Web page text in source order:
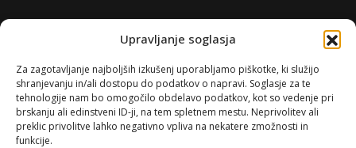
Upravljanje soglasja
Za zagotavljanje najboljših izkušenj uporabljamo piškotke, ki služijo
shranjevanju in/ali dostopu do podatkov o napravi. Soglasje za te
tehnologije nam bo omogočilo obdelavo podatkov, kot so vedenje pri
brskanju ali edinstveni ID-ji, na tem spletnem mestu. Neprivolitev ali
preklic privolitve lahko negativno vpliva na nekatere zmožnosti in
funkcije.